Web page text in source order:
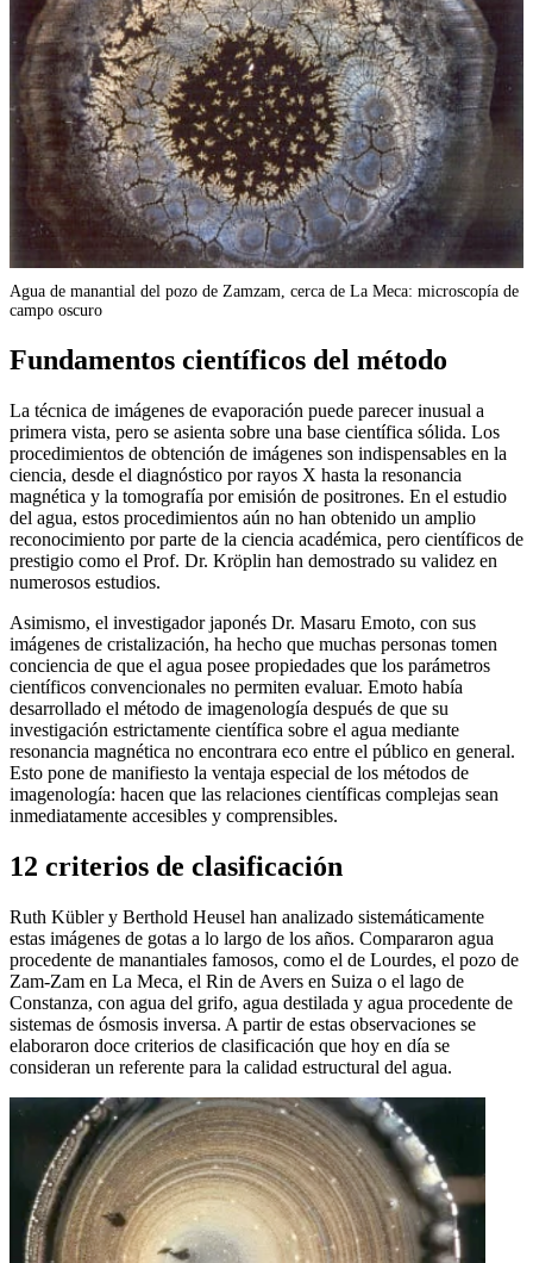
Agua de manantial del pozo de Zamzam, cerca de La Meca: microscopía de
campo oscuro
Fundamentos científicos del método
La técnica de imágenes de evaporación puede parecer inusual a
primera vista, pero se asienta sobre una base científica sólida. Los
procedimientos de obtención de imágenes son indispensables en la
ciencia, desde el diagnóstico por rayos X hasta la resonancia
magnética y la tomografía por emisión de positrones. En el estudio
del agua, estos procedimientos aún no han obtenido un amplio
reconocimiento por parte de la ciencia académica, pero científicos de
prestigio como el Prof. Dr. Kröplin han demostrado su validez en
numerosos estudios.
Asimismo, el investigador japonés Dr. Masaru Emoto, con sus
imágenes de cristalización, ha hecho que muchas personas tomen
conciencia de que el agua posee propiedades que los parámetros
científicos convencionales no permiten evaluar. Emoto había
desarrollado el método de imagenología después de que su
investigación estrictamente científica sobre el agua mediante
resonancia magnética no encontrara eco entre el público en general.
Esto pone de manifiesto la ventaja especial de los métodos de
imagenología: hacen que las relaciones científicas complejas sean
inmediatamente accesibles y comprensibles.
12 criterios de clasificación
Ruth Kübler y Berthold Heusel han analizado sistemáticamente
estas imágenes de gotas a lo largo de los años. Compararon agua
procedente de manantiales famosos, como el de Lourdes, el pozo de
Zam-Zam en La Meca, el Rin de Avers en Suiza o el lago de
Constanza, con agua del grifo, agua destilada y agua procedente de
sistemas de ósmosis inversa. A partir de estas observaciones se
elaboraron doce criterios de clasificación que hoy en día se
consideran un referente para la calidad estructural del agua.